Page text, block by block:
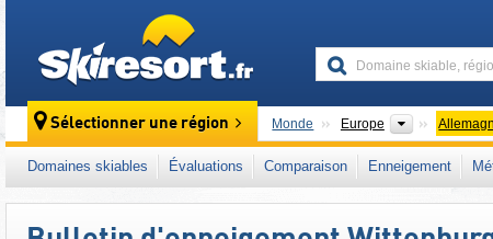
Sélectionner une région Monde Europe Continents
Ce domaine skiable se situe aussi dans :
Union européenne
Domaines skiables Évaluations Comparaison Enneigement